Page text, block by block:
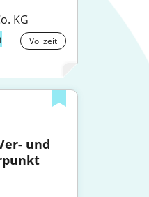
KG
Vollzeit
und
Entsorger (m/w/d) - Schwerpunkt